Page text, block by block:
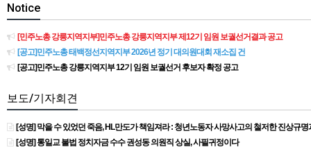
Notice
[민주노총 강릉지역지부]민주노총 강릉지역지부 제12기 임원 보궐선거결과 공고
[공고]민주노총 태백정선지역지부 2026년 정기 대의원대회 재소집 건
[공고]민주노총 강릉지역지부 12기 임원 보궐선거 후보자 확정 공고
보도/기자회견
[성명] 막을 수 있었던 죽음, HL만도가 책임져라 : 청년노동자 사망사고의 철저한 진상규
[성명] 통일교 불법 정치자금 수수 권성동 의원직 상실, 사필귀정이다